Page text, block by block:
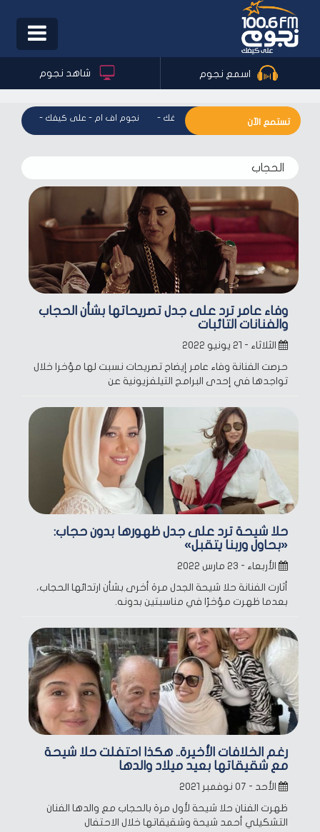
Toggle
اسمع نجوم شاهد نجوم
تستمع الآن -نجوم اف ام - على كيفك -نجوم اف ام - على كيفك نجوم
الحجاب
وفاء عامر ترد على جدل تصريحاتها بشأن الحجاب
والفنانات التائبات
الثلاثاء - ٢١ يونيو ٢٠٢٢
حرصت الفنانة وفاء عامر إيضاح تصريحات نسبت لها مؤخرا خلال
تواجدها في إحدى البرامج التيلفزيونية عن
حلا شيحة ترد على جدل ظهورها بدون حجاب:
«بحاول وربنا يتقبل»
الأربعاء - ٢٣ مارس ٢٠٢٢
أثارت الفنانة حلا شيحة الجدل مرة أخرى بشأن ارتدائها الحجاب،
بعدما ظهرت مؤخرًا في مناسبتين بدونه.
رغم الخلافات الأخيرة.. هكذا احتفلت حلا شيحة
مع شقيقاتها بعيد ميلاد والدها
الأحد - ٠٧ نوفمبر ٢٠٢١
ظهرت الفنان حلا شيحة لأول مرة بالحجاب مع والدها الفنان
التشكيلي أحمد شيحة وشقيقاتها خلال الاحتفال